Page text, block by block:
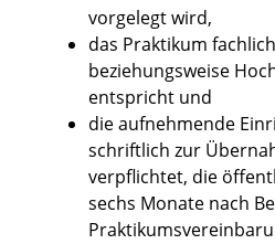
vorgelegt wird,
das Praktikum
beziehungsweise
entspricht und
die aufnehmende
schriftlich zur
verpflichtet, die
sechs Monate nach